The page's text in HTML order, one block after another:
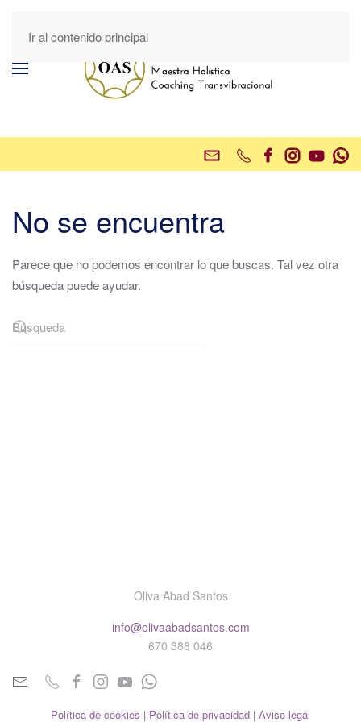
Ir al contenido principal
No se encuentra
Parece que no podemos encontrar lo que buscas. Tal vez otra
búsqueda puede ayudar.
Oliva Abad Santos
info@olivaabadsantos.com
670 388 046
Política de cookies | Política de privacidad | Aviso legal